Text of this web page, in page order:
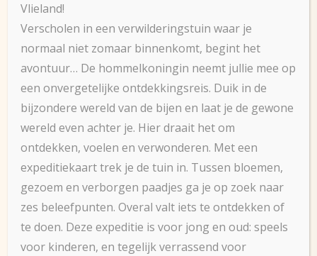
Vlieland!
Verscholen in een verwilderingstuin waar je
normaal niet zomaar binnenkomt, begint het
avontuur… De hommelkoningin neemt jullie mee op
een onvergetelijke ontdekkingsreis. Duik in de
bijzondere wereld van de bijen en laat je de gewone
wereld even achter je. Hier draait het om
ontdekken, voelen en verwonderen. Met een
expeditiekaart trek je de tuin in. Tussen bloemen,
gezoem en verborgen paadjes ga je op zoek naar
zes beleefpunten. Overal valt iets te ontdekken of
te doen. Deze expeditie is voor jong en oud: speels
voor kinderen, en tegelijk verrassend voor